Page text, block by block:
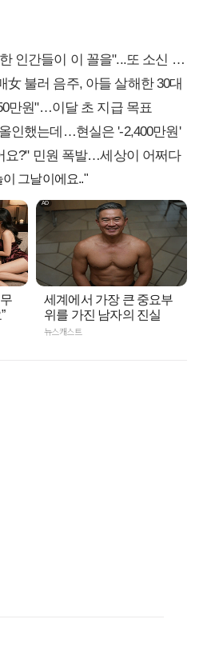
간들이 이 꼴을"...또 소신 발언
女 불러 음주, 아들 살해한 30대
만원"…이달 초 지급 목표
인했는데…현실은 '-2,400만원'
요?" 민원 폭발…세상이 어쩌다
그날이에요.."
세계에서 가장 큰 중요부
위를 가진 남자의 진실
뉴스캐스트